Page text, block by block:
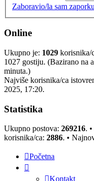
Zaboravio/la sam zaporku
Online
Ukupno je: 1029 korisnika/
1027 gostiju. (Bazirano na
minuta.)
Najviše korisnika/ca
2025, 17:20.
Statistika
Ukupno postova: 269216.
korisnika/ca: 2886. •
Početna
Kontakt